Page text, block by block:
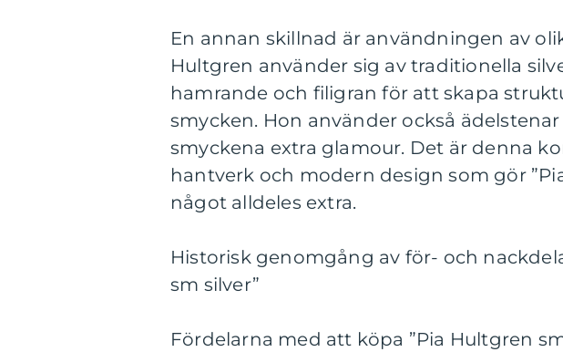
En annan skillnad är användningen av
Hultgren använder sig av traditionella
hamrande och filigran för att skapa
smycken. Hon använder också
smyckena extra glamour. Det är denna
hantverk och modern design som gör
något alldeles extra.
Historisk genomgång av för- och
sm silver”
Fördelarna med att köpa ”Pia Hultgren